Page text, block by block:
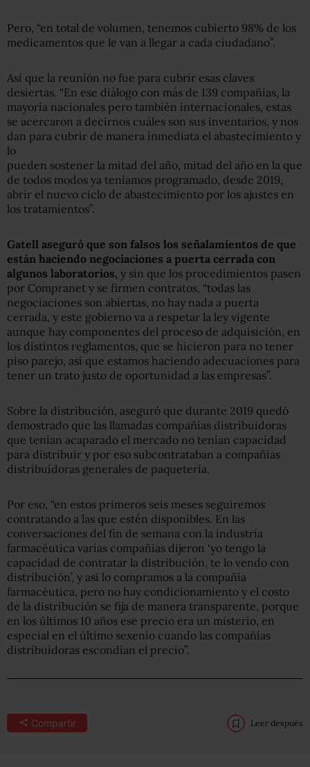
Pero, “en total de volumen, tenemos cubierto 98% de los
medicamentos que le van a llegar a cada ciudadano”.
Así que la reunión no fue para cubrir esas claves
desiertas. “En ese diálogo con más de 139 compañías, la
mayoría nacionales pero también internacionales, estas
se acercaron a decirnos cuáles son sus inventarios, y nos
dan para cubrir de manera inmediata el abastecimiento y
lo
pueden sostener la mitad del año, mitad del año en la que
de todos modos ya teníamos programado, desde 2019,
abrir el nuevo ciclo de abastecimiento por los ajustes en
los tratamientos”.
Gatell aseguró que son falsos los señalamientos de que
están haciendo negociaciones a puerta cerrada con
algunos laboratorios, y sin que los procedimientos pasen
por Compranet y se firmen contratos, “todas las
negociaciones son abiertas, no hay nada a puerta
cerrada, y este gobierno va a respetar la ley vigente
aunque hay componentes del proceso de adquisición, en
los distintos reglamentos, que se hicieron para no tener
piso parejo, así que estamos haciendo adecuaciones para
tener un trato justo de oportunidad a las empresas”.
Sobre la distribución, aseguró que durante 2019 quedó
demostrado que las llamadas compañías distribuidoras
que tenían acaparado el mercado no tenían capacidad
para distribuir y por eso subcontrataban a compañías
distribuidoras generales de paquetería.
Por eso, “en estos primeros seis meses seguiremos
contratando a las que estén disponibles. En las
conversaciones del fin de semana con la industria
farmacéutica varías compañías dijeron ‘yo tengo la
capacidad de contratar la distribución, te lo vendo con
distribución’, y así lo compramos a la compañía
farmacéutica, pero no hay condicionamiento y el costo
de la distribución se fija de manera transparente, porque
en los últimos 10 años ese precio era un misterio, en
especial en el último sexenio cuando las compañías
distribuidoras escondían el precio”.
Compartir Leer después